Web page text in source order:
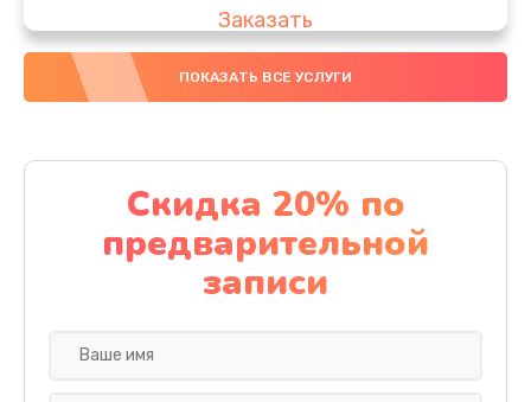
Заказать
Замена южного моста
Заказать
Чистка от пыли
1060 руб.
Заказать
ПОКАЗАТЬ ВСЕ УСЛУГИ
Скидка 20% по
предварительной
записи